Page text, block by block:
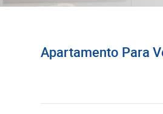
Apartamento Para